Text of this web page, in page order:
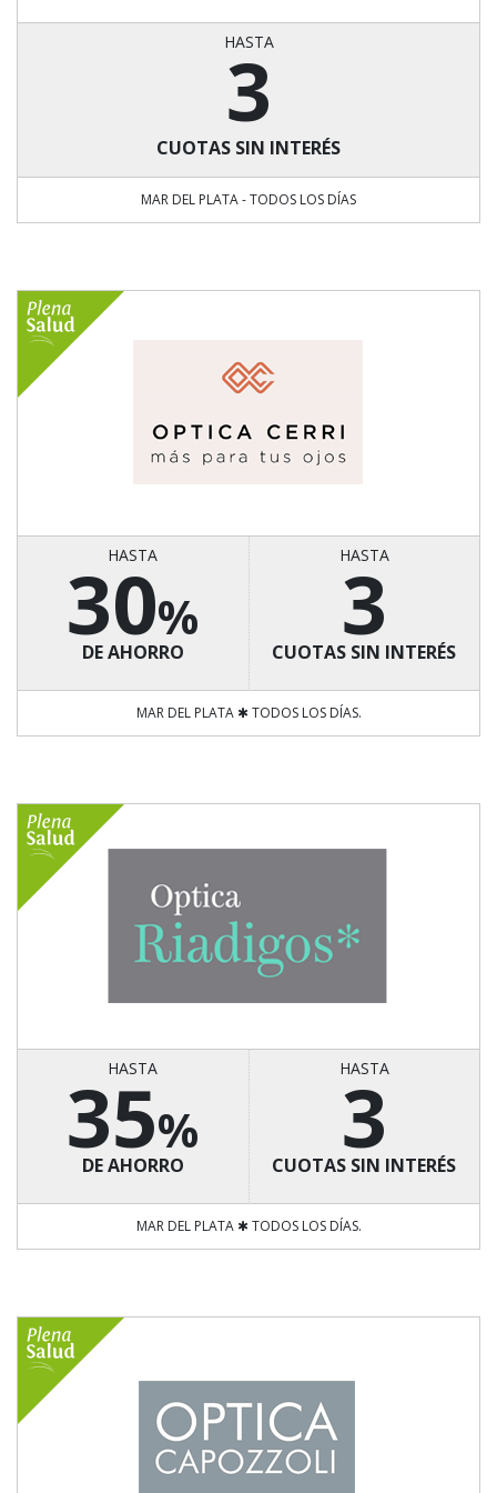
HASTA
3
CUOTAS SIN INTERÉS
MAR DEL PLATA - TODOS LOS DÍAS
HASTA
30%
DE AHORRO
HASTA
3
CUOTAS SIN INTERÉS
MAR DEL PLATA ✱ TODOS LOS DÍAS.
HASTA
35%
DE AHORRO
HASTA
3
CUOTAS SIN INTERÉS
MAR DEL PLATA ✱ TODOS LOS DÍAS.